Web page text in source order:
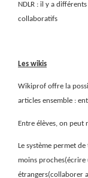
NDLR : il y a
collaboratifs
Les wikis
Wikiprof offre la
articles ensemble :
Entre élèves, on peut
Le système permet
moins
étrangers(collaborer